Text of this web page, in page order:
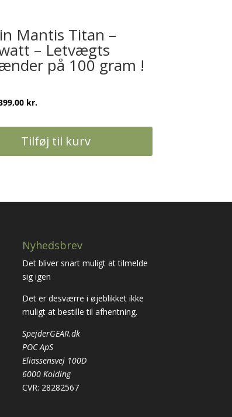
Mantis Titan –
– Letvægts
på 100 gram !
kr..
kr.
pris
er:
399,00 kr..
Tilføj til kurv
Nyhedsbrev
Det bliver snart muligt at tilmelde
sig igen
Det er desværre i øjeblikket ikke
muligt at bestille til afhentning.
SpejderGEAR.dk
POC ApS
Eliassensvej 100D
6000 Kolding
CVR: 28282567